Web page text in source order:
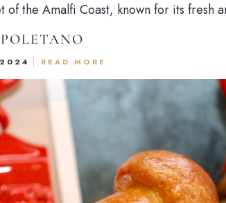
of the Amalfi Coast, known for its fresh
READ MORE